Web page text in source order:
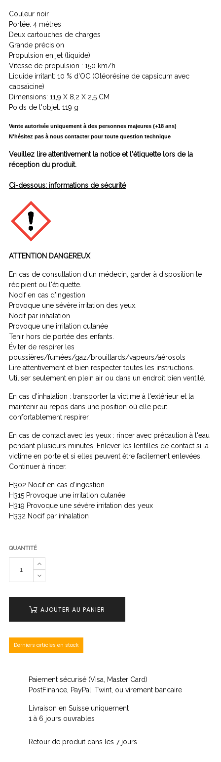
Couleur noir
Portée: 4 mètres
Deux cartouches de charges
Grande précision
Propulsion en jet (liquide)
Vitesse de propulsion : 150 km/h
Liquide irritant: 10 % d'OC (Oléorésine de capsicum avec
capsaïcine)
Dimensions: 11,9 X 8,2 X 2,5 CM
Poids de l'objet: 119 g
Vente autorisée uniquement à des personnes majeures (+18 ans)
N'hésitez pas à nous contacter pour toute question technique
Veuillez lire attentivement la notice et l'étiquette lors de la
réception du produit.
Ci-dessous: informations de sécurité
ATTENTION DANGEREUX
En cas de consultation d'un médecin, garder à disposition le
récipient ou l'étiquette.
Nocif en cas d’ingestion
Provoque une sévère irritation des yeux.
Nocif par inhalation
Provoque une irritation cutanée
Tenir hors de portée des enfants.
Éviter de respirer les
poussières/fumées/gaz/brouillards/vapeurs/aérosols
Lire attentivement et bien respecter toutes les instructions.
Utiliser seulement en plein air ou dans un endroit bien ventilé.
En cas d'inhalation : transporter la victime à l'extérieur et la
maintenir au repos dans une position où elle peut
confortablement respirer.
En cas de contact avec les yeux : rincer avec précaution à l'eau
pendant plusieurs minutes. Enlever les lentilles de contact si la
victime en porte et si elles peuvent être facilement enlevées.
Continuer à rincer.
H302 Nocif en cas d’ingestion.
H315 Provoque une irritation cutanée
H319 Provoque une sévère irritation des yeux
H332 Nocif par inhalation
QUANTITÉ
AJOUTER AU PANIER
Derniers articles en stock
Paiement sécurisé (Visa, Master Card)
PostFinance, PayPal, Twint, ou virement bancaire
Livraison en Suisse uniquement
1 à 6 jours ouvrables
Retour de produit dans les 7 jours